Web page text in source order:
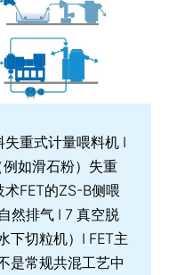
重式计量喂料机 I
如滑石粉）失重
FET的ZS-B侧喂
然排气 I 7 真空脱
下切粒机）I FET主
是常规共混工艺中